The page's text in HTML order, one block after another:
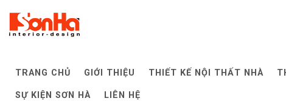
content
TRANG CHỦ GIỚI THIỆU THIẾT KẾ NỘI THẤT NHÀ
SỰ KIỆN SƠN HÀ LIÊN HỆ